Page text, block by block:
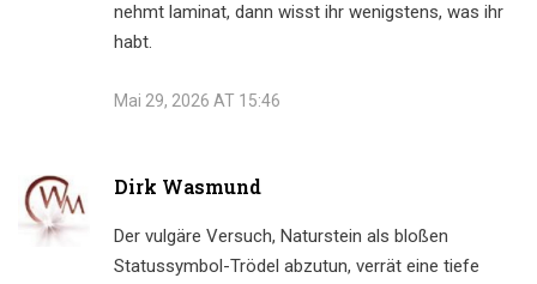
nehmt laminat, dann wisst ihr wenigstens, was ihr
habt.
Mai 29, 2026 AT 15:46
Dirk Wasmund
Der vulgäre Versuch, Naturstein als bloßen
Statussymbol-Trödel abzutun, verrät eine tiefe